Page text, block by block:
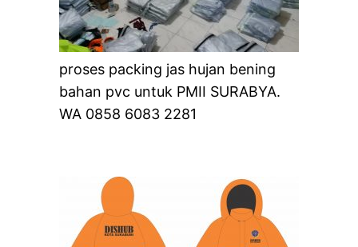
proses packing jas hujan bening
bahan pvc untuk PMII SURABYA.
WA 0858 6083 2281